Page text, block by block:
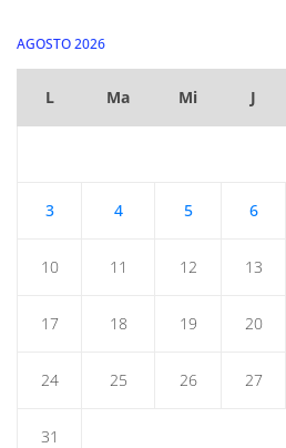
AGOSTO 2026
L Ma Mi J
3 4 5 6
10 11 12 13
17 18 19 20
24 25 26 27
31